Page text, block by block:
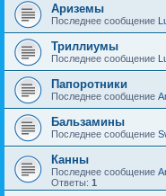
Ариземы
Последнее сообщение
Триллиумы
Последнее сообщение
Папоротники
Последнее сообщение
Бальзамины
Последнее сообщение
Канны
Последнее сообщение
Ответы: 1